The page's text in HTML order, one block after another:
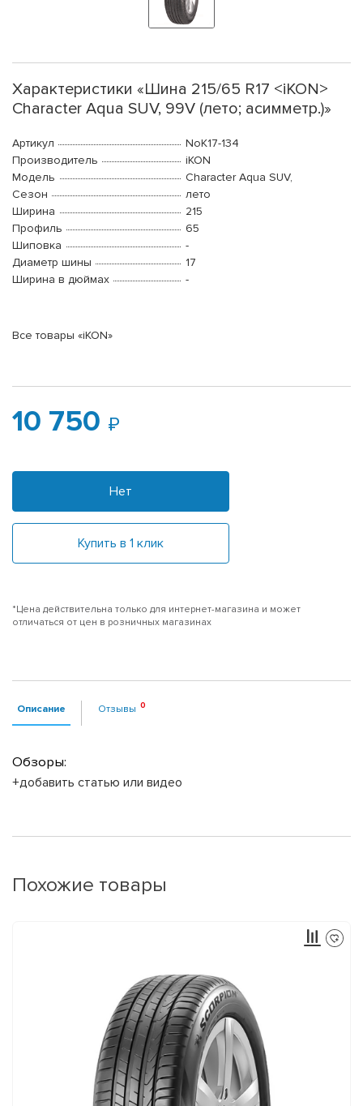
Характеристики «Шина 215/65 R17 <iKON>
Character Aqua SUV, 99V (лето; асимметр.)»
Артикул
NoK17-134
Производитель
iKON
Модель
Character Aqua SUV,
Сезон
лето
Ширина
215
Профиль
65
Шиповка
-
Диаметр шины
17
Ширина в дюймах
-
Все товары «iKON»
10 750
Нет
Купить в 1 клик
*Цена действительна только для интернет-магазина и может
отличаться от цен в розничных магазинах
Описание Отзывы
Обзоры:
+добавить статью или видео
Похожие товары